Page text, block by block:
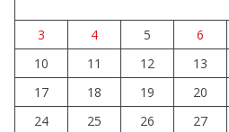
szpitala.
04.08.2026
Brylant dla
trudno
3
4 5 6
10
11 12 13
17
18 19 20
24
25 26 27